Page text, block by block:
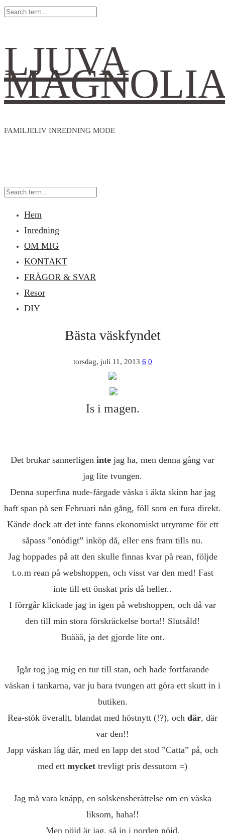
LJUVA
FAMILJELIV INREDNING MODE
Hem
Inredning
OM MIG
KONTAKT
FRÅGOR & SVAR
Resor
DIY
Bästa väskfyndet
torsdag, juli 11, 2013 6 0
Is i magen.
Det brukar sannerligen inte jag ha, men denna gång var
jag lite tvungen.
Denna superfina nude-färgade väska i äkta skinn har jag
haft span på sen Februari nån gång, föll som en fura direkt.
Kände dock att det inte fanns ekonomiskt utrymme för ett
såpass ”onödigt” inköp då, eller ens fram tills nu.
Jag hoppades på att den skulle finnas kvar på rean, följde
t.o.m rean på webshoppen, och visst var den med! Fast
inte till ett önskat pris då heller..
I förrgår klickade jag in igen på webshoppen, och då var
den till min stora förskräckelse borta!! Slutsåld!
Buäää, ja det gjorde lite ont.
Igår tog jag mig en tur till stan, och hade fortfarande
väskan i tankarna, var ju bara tvungen att göra ett skutt in i
butiken.
Rea-stök överallt, blandat med höstnytt (!?), och där, där
var den!!
Japp väskan låg där, med en lapp det stod ”Catta” på, och
med ett mycket trevligt pris dessutom =)
Jag må vara knäpp, en solskensberättelse om en väska
liksom, haha!!
Men nöjd är jag, så in i norden nöjd.